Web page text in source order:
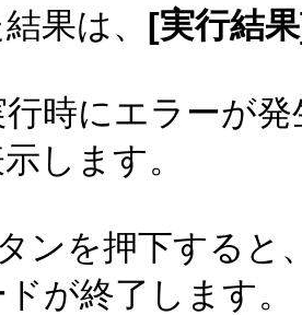
果は、 [実行結
時にエラーが
します。
ンを押下すると
が終了します。